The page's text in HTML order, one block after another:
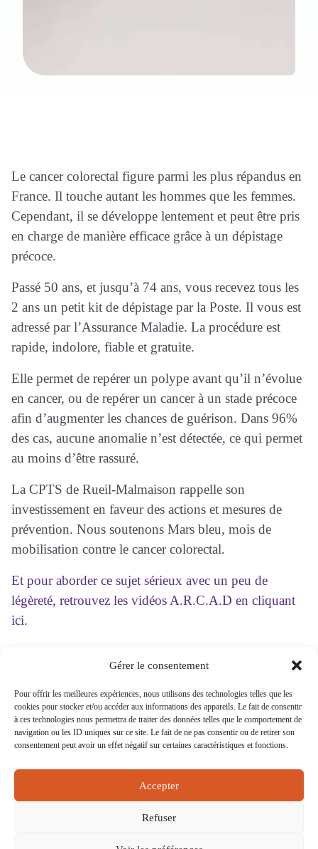
Gérer le consentement
Pour offrir les meilleures expériences, nous utilisons des technologies telles que les
cookies pour stocker et/ou accéder aux informations des appareils. Le fait de consentir
à ces technologies nous permettra de traiter des données telles que le comportement de
navigation ou les ID uniques sur ce site. Le fait de ne pas consentir ou de retirer son
consentement peut avoir un effet négatif sur certaines caractéristiques et fonctions.
Accepter
Refuser
Le cancer colorectal figure parmi les plus répandus en
France. Il touche autant les hommes que les femmes.
Cependant, il se développe lentement et peut être pris
en charge de manière efficace grâce à un dépistage
précoce.
Passé 50 ans, et jusqu’à 74 ans, vous recevez tous les
2 ans un petit kit de dépistage par la Poste. Il vous est
adressé par l’Assurance Maladie. La procédure est
rapide, indolore, fiable et gratuite.
Elle permet de repérer un polype avant qu’il n’évolue
en cancer, ou de repérer un cancer à un stade précoce
afin d’augmenter les chances de guérison. Dans 96%
des cas, aucune anomalie n’est détectée, ce qui permet
au moins d’être rassuré.
La CPTS de Rueil-Malmaison rappelle son
investissement en faveur des actions et mesures de
prévention. Nous soutenons Mars bleu, mois de
mobilisation contre le cancer colorectal.
Et pour aborder ce sujet sérieux avec un peu de
légèreté, retrouvez les vidéos A.R.C.A.D en cliquant
ici.
15 rue Eugène Saccomano 92500 RUEIL-
MALMAISON